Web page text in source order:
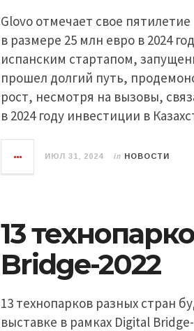
Glovo отмечает свое
в размере 25 млн евро в 2024
испанским стартапом,
прошел долгий путь,
рост, несмотря на вызовы,
в 2024 году инвестиции в
ИЮЛ 31, 2024 in НОВОСТИ
13
Bridge-2022
13 технопарков разных стран
выставке в рамках Digital